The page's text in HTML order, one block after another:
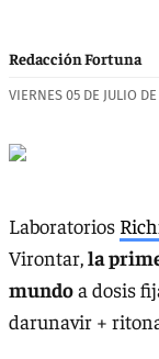
Redacción Fortuna
VIERNES 05 DE JULIO
Laboratorios
Virontar,la
mundoa dosis
darunavir +